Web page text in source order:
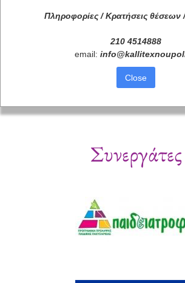
Συνεργάτες
Πληροφορίες / Κρατήσεις θέσεων /
210 4514888
email: info@
Close